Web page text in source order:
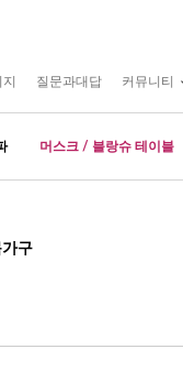
질문과대답 커뮤니티
머스크 / 블랑슈 테이블
가구